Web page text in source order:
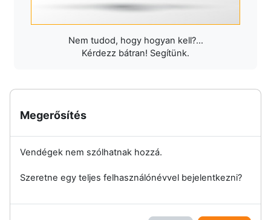
Nem tudod, hogy hogyan kell?...
Kérdezz bátran! Segítünk.
Megerősítés
Vendégek nem szólhatnak hozzá.
Szeretne egy teljes felhasználónévvel bejelentkezni?